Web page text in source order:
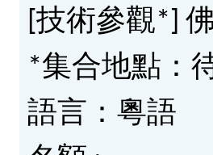
[技術參觀*]
*集合地點：
語言：粵語